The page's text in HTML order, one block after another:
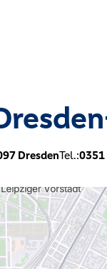
DresdenTel.: